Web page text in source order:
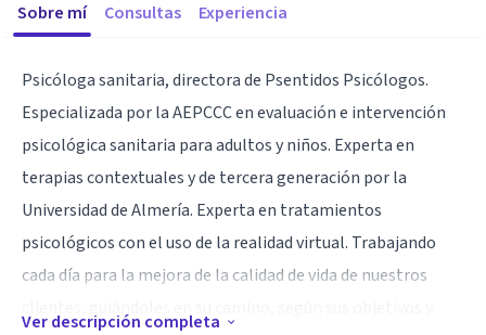
Sobre mí Consultas Experiencia
Psicóloga sanitaria, directora de Psentidos Psicólogos.
Especializada por la AEPCCC en evaluación e intervención
psicológica sanitaria para adultos y niños. Experta en
terapias contextuales y de tercera generación por la
Universidad de Almería. Experta en tratamientos
psicológicos con el uso de la realidad virtual. Trabajando
cada día para la mejora de la calidad de vida de nuestros
Ver descripción completa